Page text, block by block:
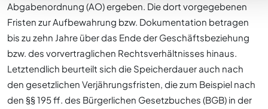
Abgabenordnung (AO) ergeben. Die dort vorgegebenen
Fristen zur Aufbewahrung bzw. Dokumentation betragen
bis zu zehn Jahre über das Ende der Geschäftsbeziehung
bzw. des vorvertraglichen Rechtsverhältnisses hinaus.
Letztendlich beurteilt sich die Speicherdauer auch nach
den gesetzlichen Verjährungsfristen, die zum Beispiel nach
den §§ 195 ff. des Bürgerlichen Gesetzbuches (BGB) in der